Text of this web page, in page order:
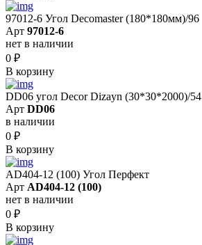
97012-6 Угол Decomaster (180*180мм)/96
Арт 97012-6
нет в наличии
0 ₽
В корзину
DD06 угол Decor Dizayn (30*30*2000)/54
Арт DD06
в наличии
0 ₽
В корзину
AD404-12 (100) Угол Перфект
Арт AD404-12 (100)
нет в наличии
0 ₽
В корзину